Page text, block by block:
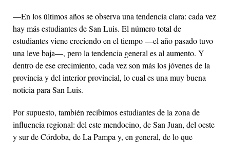
—En los últimos años se observa una tendencia clara: cada vez
hay más estudiantes de San Luis. El número total de
estudiantes viene creciendo en el tiempo —el año pasado tuvo
una leve baja—, pero la tendencia general es al aumento. Y
dentro de ese crecimiento, cada vez son más los jóvenes de la
provincia y del interior provincial, lo cual es una muy buena
noticia para San Luis.
Por supuesto, también recibimos estudiantes de la zona de
influencia regional: del este mendocino, de San Juan, del oeste
y sur de Córdoba, de La Pampa y, en general, de lo que